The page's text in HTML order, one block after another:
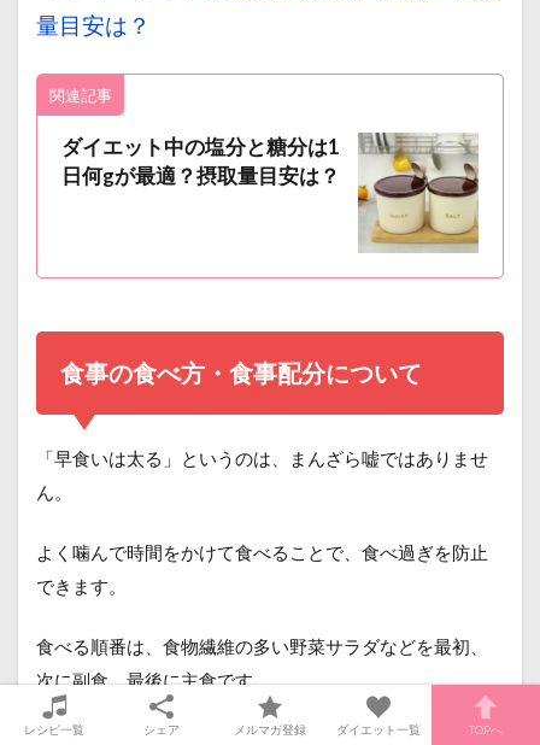
量目安は？
関連記事
ダイエット中の塩分と糖分は1
日何gが最適？摂取量目安は？
食事の食べ方・食事配分について
「早食いは太る」というのは、まんざら嘘ではありませ
ん。
よく噛んで時間をかけて食べることで、食べ過ぎを防止
できます。
食べる順番は、食物繊維の多い野菜サラダなどを最初、
次に副食、最後に主食です。
野菜サラダを食事の最初に食べることで、空腹感を抑え
レシピ一覧 シェア メルマガ登録 ダイエット一覧 TOPへ